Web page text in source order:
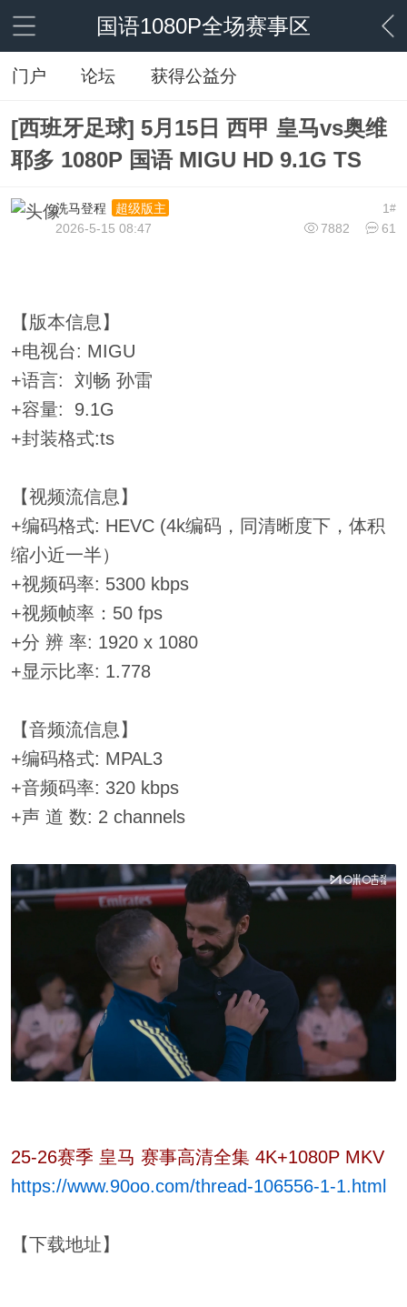
国语1080P全场赛事区
门户 论坛 获得公益分
[西班牙足球] 5月15日 西甲 皇马vs奥维
耶多 1080P 国语 MIGU HD 9.1G TS
1#
洗马登程
超级版主
7882
61
2026-5-15 08:47
【版本信息】
+电视台: MIGU
+语言: 刘畅 孙雷
+容量: 9.1G
+封装格式:ts
【视频流信息】
+编码格式: HEVC (4k编码，同清晰度下，体积
缩小近一半）
+视频码率: 5300 kbps
+视频帧率：50 fps
+分 辨 率: 1920 x 1080
+显示比率: 1.778
【音频流信息】
+编码格式: MPAL3
+音频码率: 320 kbps
+声 道 数: 2 channels
25-26赛季 皇马 赛事高清全集 4K+1080P MKV
https://www.90oo.com/thread-106556-1-1.html
【下载地址】